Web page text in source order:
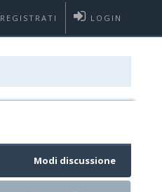
LOGIN
REGISTRATI
Modi discussione